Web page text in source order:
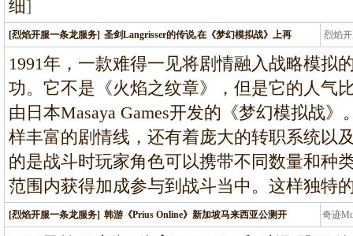
细]
[烈焰开服一条龙服务] 圣剑Langrisser的传说,在《梦幻模拟战》上再 烈焰
龙
1991年，一款难得一见将剧情融入战略模拟
功。它不是《火焰之纹章》，但是它的人气
由日本Masaya Games开发的《梦幻模拟战
样丰富的剧情线，还有着庞大的转职系统以
的是战斗时玩家角色可以携带不同数量和种
范围内获得加成参与到战斗当中。这样独特
[烈焰开服一条龙服务] 韩游《Prius Online》新加坡马来西亚公测开 奇迹